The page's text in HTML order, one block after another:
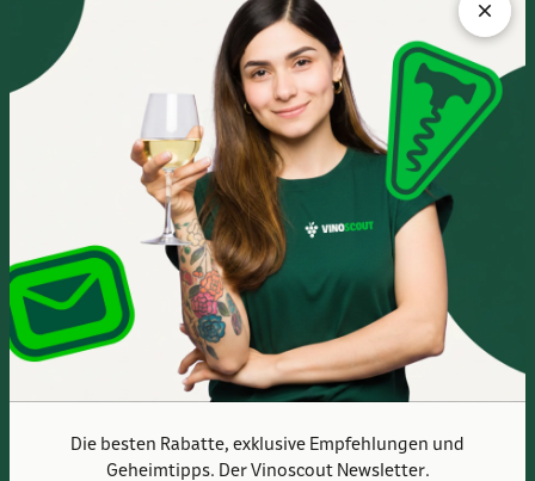
Die besten Rabatte, exklusive Empfehlungen und
Geheimtipps. Der Vinoscout Newsletter.
FLAGSHIPSTORE
Albert-Einstein-Ring 24
14532 Kleinmachnow bei Berlin
Im Europarc Dreilinden
030 - 585 84 59 0
Mo.- Fr. 10:00 - 19:00 Uhr
Sa. 10:00 - 16:00 Uhr
Anfahrtsbeschreibung